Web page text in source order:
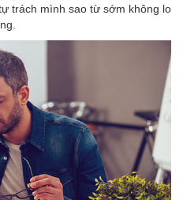
trách mình sao từ sớm không lo